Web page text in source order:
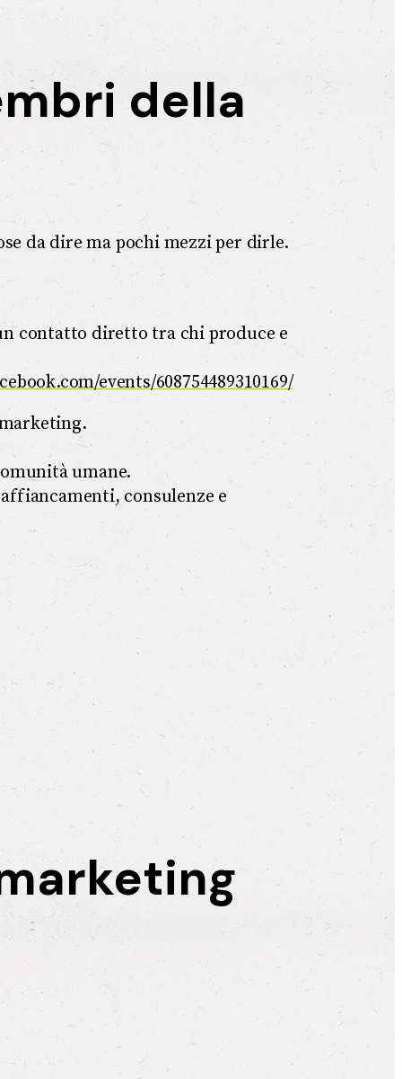
della
da dire ma pochi mezzi per dirle.
contatto diretto tra chi produce e
events/608754489310169/
umane.
consulenze e